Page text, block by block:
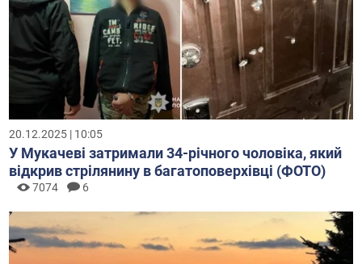
20.12.2025 | 10:05
У Мукачеві затримали 34-річного чоловіка, який
відкрив стрілянину в багатоповерхівці (ФОТО)
7074 6